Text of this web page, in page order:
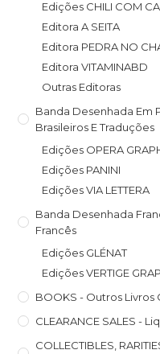
Edições CHILI COM
Editora A SEITA
Editora PEDRA NO
Editora VITAMINABD
Outras Editoras
Banda Desenhada Em
Brasileiros E Traduções
Edições OPERA
Edições PANINI
Edições VIA LETTERA
Banda Desenhada
Francês
Edições GLÉNAT
Edições VERTIGE
BOOKS - Outros
CLEARANCE SALES -
COLLECTIBLES,